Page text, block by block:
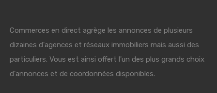
Commerces en direct agrège les annonces de plusieurs
dizaines d'agences et réseaux immobiliers mais aussi des
particuliers. Vous est ainsi offert l'un des plus grands choix
d'annonces et de coordonnées disponibles.